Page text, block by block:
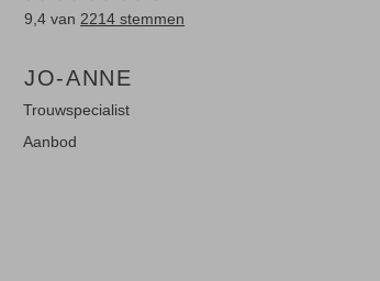
9,4 van 2214 stemmen
JO-ANNE
Trouwspecialist
Aanbod